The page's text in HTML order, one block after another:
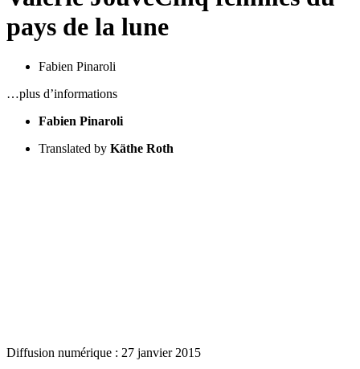
pays de la lune
Fabien Pinaroli
…plus d’informations
Fabien Pinaroli
Translated by Käthe Roth
Diffusion numérique : 27 janvier 2015